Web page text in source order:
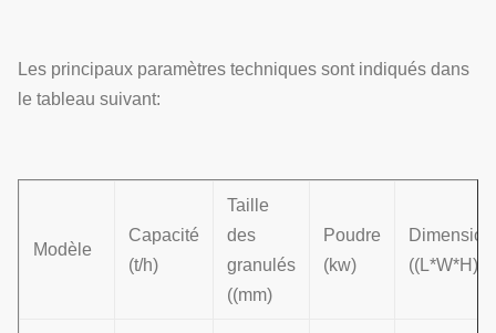
Les principaux paramètres techniques sont indiqués dans
le tableau suivant:
Modèle
Capacité
(t/h)
Taille
des
granulés
((mm)
Poudre
(kw)
Dimension
((L*W*H)